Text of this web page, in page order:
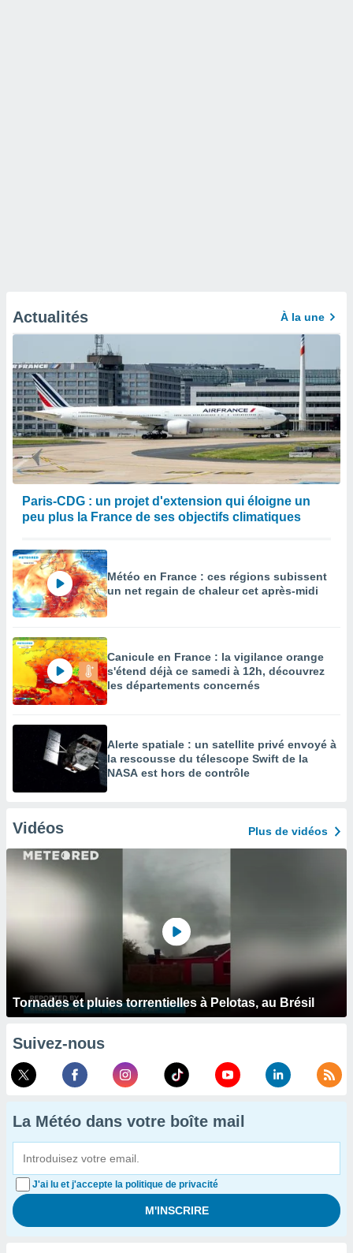
Actualités À la une
Paris-CDG : un projet d'extension qui éloigne un
peu plus la France de ses objectifs climatiques
Météo en France : ces régions subissent
un net regain de chaleur cet après-midi
Canicule en France : la vigilance orange
s'étend déjà ce samedi à 12h, découvrez
les départements concernés
Alerte spatiale : un satellite privé envoyé à
la rescousse du télescope Swift de la
NASA est hors de contrôle
Vidéos Plus de vidéos
Tornades et pluies torrentielles à Pelotas, au Brésil
Suivez-nous
La Météo dans votre boîte mail
J'ai lu et j'accepte la politique de privacité